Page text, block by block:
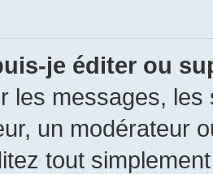
je éditer ou
les messages,
un modérateur
tout